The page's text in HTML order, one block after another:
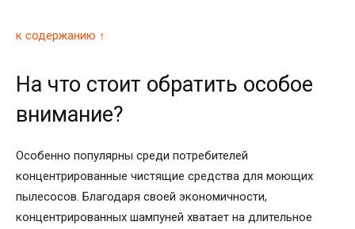
к содержанию ↑
На что стоит обратить особое
внимание?
Особенно популярны среди потребителей
концентрированные чистящие средства для моющих
пылесосов. Благодаря своей экономичности,
концентрированных шампуней хватает на длительное